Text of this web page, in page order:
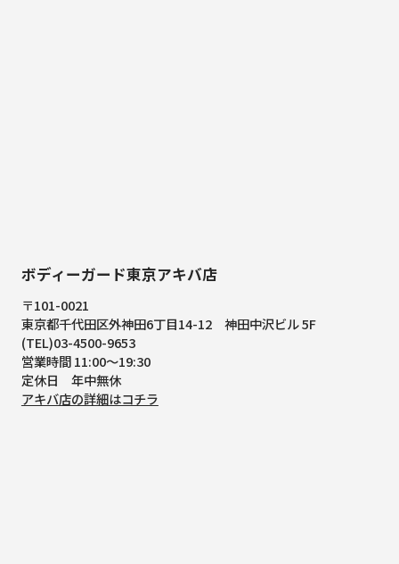
ボディーガード東京アキバ店
〒101-0021
東京都千代田区外神田6丁目14-12 神田中沢ビル 5F
(TEL)03-4500-9653
営業時間 11:00～19:30
定休日 年中無休
アキバ店の詳細はコチラ